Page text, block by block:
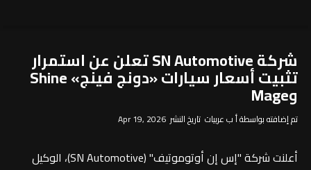
شركة SN Automotive تعلن عن استمرار
تثبيت أسعار سيارات «دونج فينج» Shine
وMage
تم إضافته بواسطة أ ب عربيات تاريخ النشر Apr 19, 2026
أعلنت شركة "إس إن أوتوموتيف" (SN Automotive)، الوكيل